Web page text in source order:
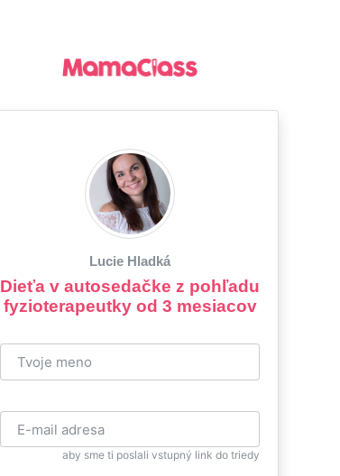
Lucie Hladká
Dieťa v autosedačke z pohľadu
fyzioterapeutky od 3 mesiacov
aby sme ti poslali vstupný link do triedy